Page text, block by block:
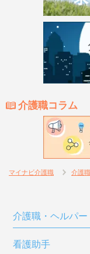
介護職コラム
マイナビ介護職 介護
介護職・ヘルパー
看護助手